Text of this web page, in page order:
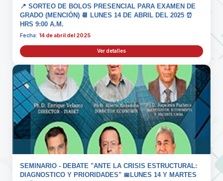
📍 SORTEO DE BOLOS PRESENCIAL PARA EXAMEN DE
GRADO (MENCIÓN) 📆 LUNES 14 DE ABRIL DEL 2025 ⏰
HRS 9:00 A.M.
Fecha: 14 de abril del 2025
Ver detalles
SEMINARIO - DEBATE "ANTE LA CRISIS ESTRUCTURAL:
DIAGNOSTICO Y PRIORIDADES" 📅LUNES 14 Y MARTES